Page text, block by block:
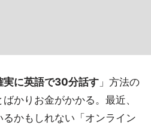
実に英語で30分話す 」方法の
かりお金がかかる。最近、
かもしれない「オンライン